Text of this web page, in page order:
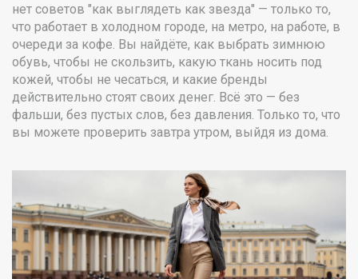
нет советов "как выглядеть как звезда" — только то,
что работает в холодном городе, на метро, на работе, в
очереди за кофе. Вы найдёте, как выбрать зимнюю
обувь, чтобы не скользить, какую ткань носить под
кожей, чтобы не чесаться, и какие бренды
действительно стоят своих денег. Всё это — без
фальши, без пустых слов, без давления. Только то, что
вы можете проверить завтра утром, выйдя из дома.